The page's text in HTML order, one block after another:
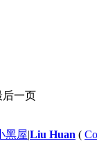
后一页
黑屋|Liu Huan (